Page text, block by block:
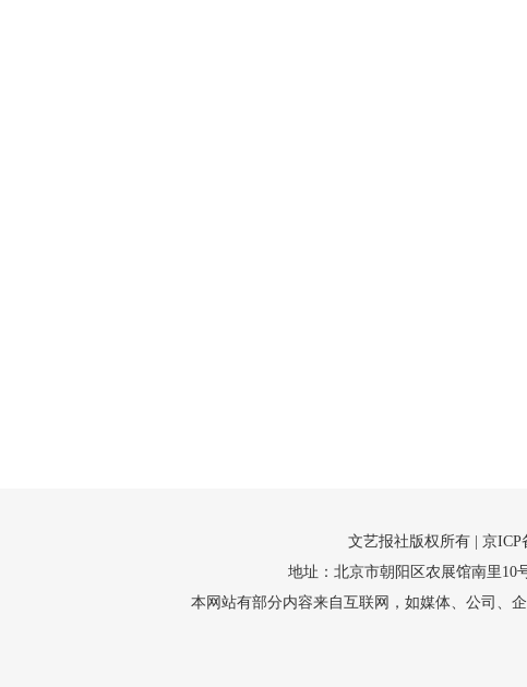
文艺报社版权所有 | 京ICP
地址：北京市朝阳区农展馆南里10
本网站有部分内容来自互联网，如媒体、公司、